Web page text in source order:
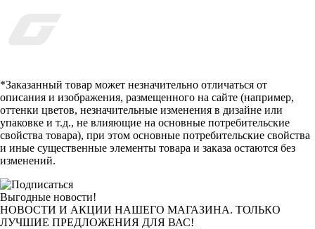
*Заказанный товар может незначительно отличаться от
описания и изображения, размещенного на сайте (например,
оттенки цветов, незначительные изменения в дизайне или
упаковке и т.д., не влияющие на основные потребительские
свойства товара), при этом основные потребительские свойства
и иные существенные элементы товара и заказа остаются без
изменений.
Выгодные новости!
НОВОСТИ И АКЦИИ НАШЕГО МАГАЗИНА. ТОЛЬКО
ЛУЧШИЕ ПРЕДЛОЖЕНИЯ ДЛЯ ВАС!